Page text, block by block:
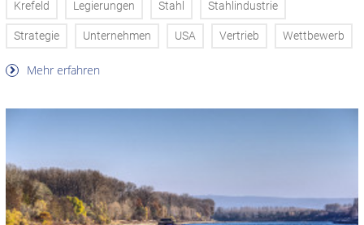
Krefeld Legierungen Stahl Stahlindustrie
Strategie Unternehmen USA Vertrieb Wettbewerb
Mehr erfahren